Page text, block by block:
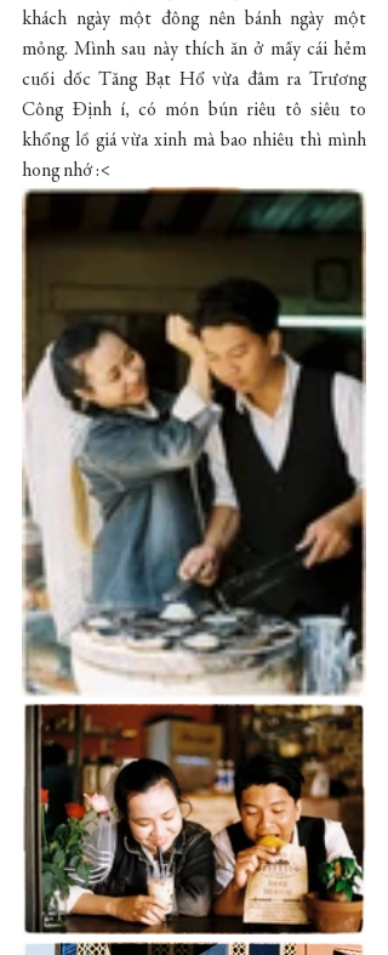
khách ngày một đông nên bánh ngày một
mỏng. Mình sau này thích ăn ở mấy cái hẻm
cuối dốc Tăng Bạt Hổ vừa đâm ra Trương
Công Định í, có món bún riêu tô siêu to
khổng lồ giá vừa xinh mà bao nhiêu thì mình
hong nhớ :<